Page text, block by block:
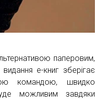
паперовим,
е-книг зберігає
командою, швидко
можливим завдяки